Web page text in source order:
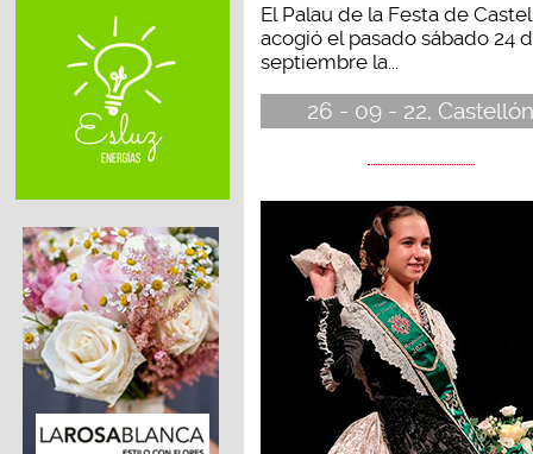
El Palau de la Festa de
acogió el pasado sábado 24
septiembre la...
26 - 09 - 22,